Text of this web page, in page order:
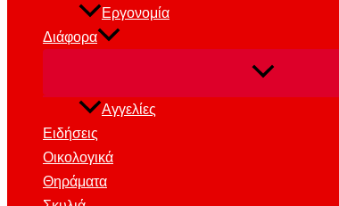
Εργονομία
Διάφορα
Αγγελίες
Ειδήσεις
Οικολογικά
Θηράματα